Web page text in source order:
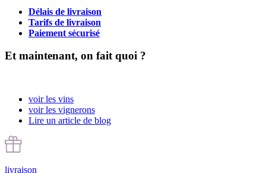
Délais de livraison
Tarifs de livraison
Paiement sécurisé
Et maintenant, on fait quoi ?
voir les vins
voir les vignerons
Lire un article de blog
livraison